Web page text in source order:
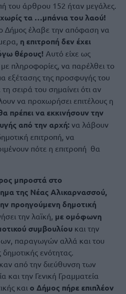
του άρθρου 152 ήταν μεγάλες.
τα …μπάνια του λαού!
ο Δήμος έλαβε την απόφαση να
η επιτροπή δεν έχει
θέρους! Αυτό είχε ως
πληροφορίες, να παρέλθει το
εξέτασης της προσφυγής του
σειρά του σημαίνει ότι αν
να προχωρήσει επιτέλους η
πρέπει να εκκινήσουν την
από την αρχή: να λάβουν
επιτροπή, να
πότε η επιτροπή θα
μπροστά στο
της Νέας Αλικαρνασσού,
προηγούμενη δημοτική
την λαϊκή, με ομόφωνη
συμβουλίου και την
παραγωγών αλλά και του
ενότητας.
από την διεύθυνση των
την Γενική Γραμματεία
και o Δήμος πήρε επιπλέον